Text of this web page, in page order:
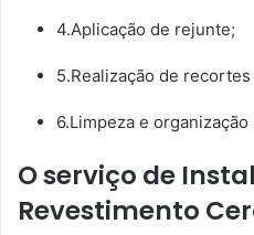
4.Aplicação de rejunte;
5.Realização de
6.Limpeza e
O serviço de
Revestimento